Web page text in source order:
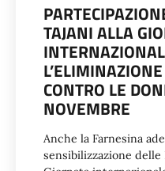
TAJANI ALLA
CONTRO LE
NOVEMBRE
Anche la Farnesina
sensibilizzazione